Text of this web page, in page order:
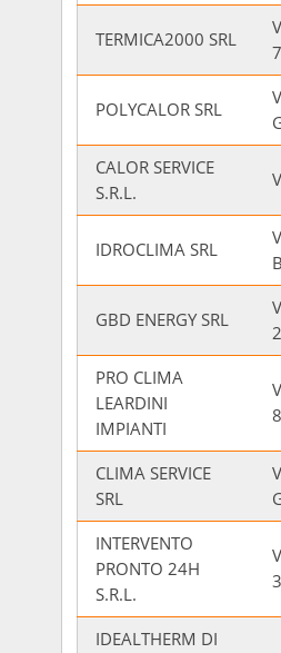
TERMICA2000 SRL
POLYCALOR SRL
CALOR SERVICE
S.R.L.
IDROCLIMA SRL
GBD ENERGY SRL
PRO CLIMA
LEARDINI
IMPIANTI
CLIMA SERVICE
SRL
INTERVENTO
PRONTO 24H
S.R.L.
IDEALTHERM DI